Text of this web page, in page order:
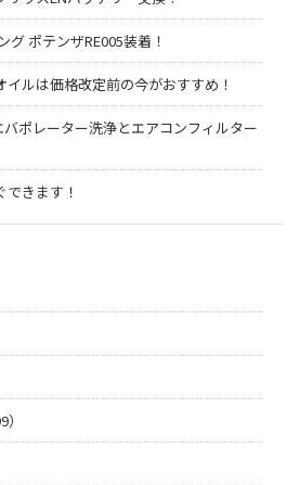
グ ポテンザRE005装着！
ルは価格改定前の今がおすすめ！
ポレーター洗浄とエアコンフィルター
きます！